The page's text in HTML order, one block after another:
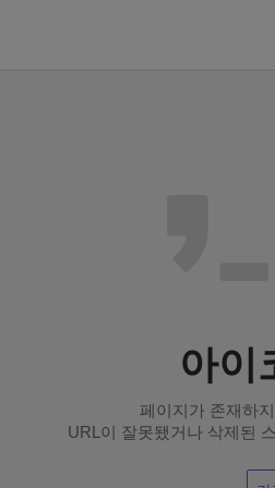
아이
페이지가 존재하
URL이 잘못됐거나 삭제된